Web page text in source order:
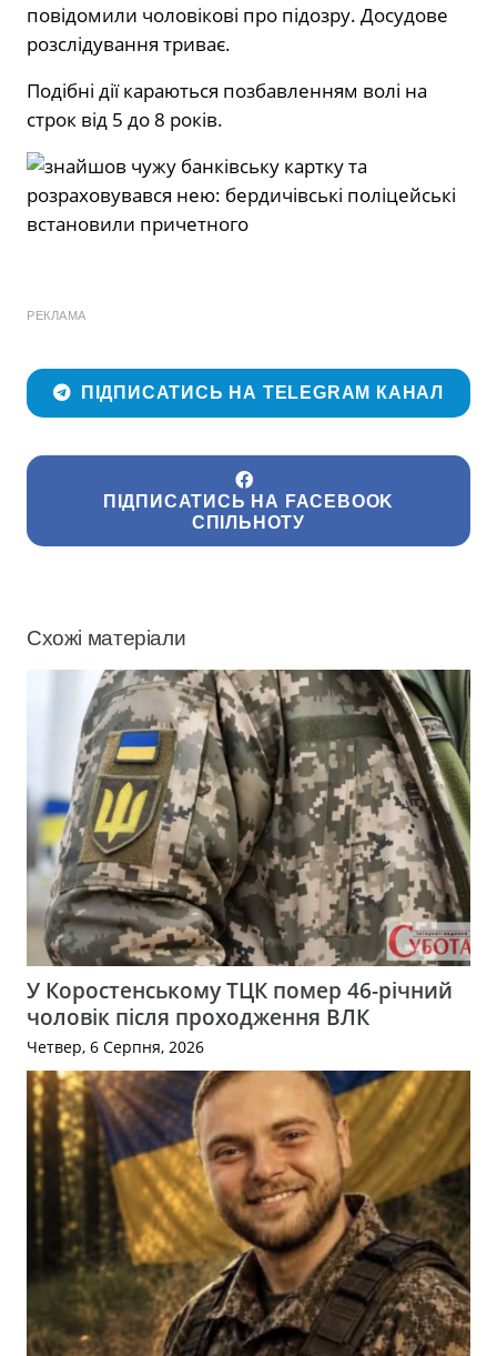
повідомили чоловікові про підозру. Досудове
розслідування триває.
Подібні дії караються позбавленням волі на
строк від 5 до 8 років.
РЕКЛАМА
ПІДПИСАТИСЬ НА TELEGRAM КАНАЛ
ПІДПИСАТИСЬ НА FACEBOOK
СПІЛЬНОТУ
Схожі матеріали
У Коростенському ТЦК помер 46-річний
чоловік після проходження ВЛК
Четвер, 6 Серпня, 2026